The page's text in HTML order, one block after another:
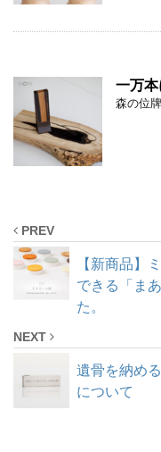
一万本
森の位
PREV
【新商品】
できる「ま
た。
NEXT
遺骨を納め
について